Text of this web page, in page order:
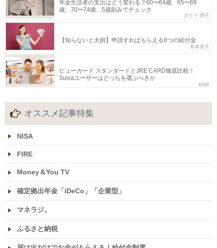
年金生活者の支出はどう変わる？60〜64歳、65〜69
歳、70〜74歳…5歳刻みでチェック
タケイ 啓子
【知らないと大損】申請すればもらえる8つの給付金
舟本美子
ビューカード スタンダードとJRE CARD徹底比較！
Suicaユーザーはどっちを選ぶべきか
KIWI
オススメ記事特集
NISA
FIRE
Money＆You TV
確定拠出年金「iDeCo」「企業型」
マネラジ。
ふるさと納税